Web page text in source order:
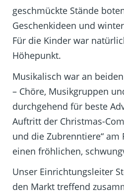
geschmückte Stände
Geschenkideen und
Für die Kinder war
Höhepunkt.
Musikalisch war an
– Chöre, Musikgruppen
durchgehend für beste
Auftritt der Christmas-
und die Zubrenntiere“ am
einen fröhlichen,
Unser Einrichtungsleiter
den Markt treffend